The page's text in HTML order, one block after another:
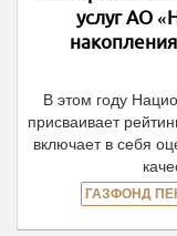
услуг АО
В этом году
присваивает
включает в себя
ГАЗФОНД